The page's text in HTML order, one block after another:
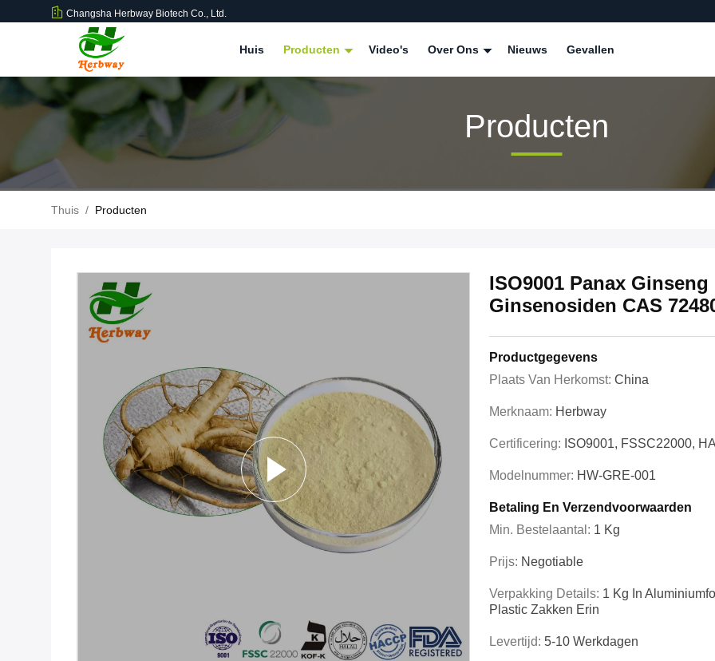
Changsha Herbway Biotech Co., Ltd.
Huis Producten Video's Over Ons Nieuws Gevallen
Producten
Thuis / Producten
ISO9001 Panax
Ginsenosiden CAS
Productgegevens
Plaats Van Herkomst: China
Merknaam: Herbway
Certificering: ISO9001, FSSC22000,
Modelnummer: HW-GRE-001
Betaling En Verzendvoorwaarden
Min. Bestelaantal: 1 Kg
Prijs: Negotiable
Verpakking Details: 1 Kg In
Plastic Zakken Erin
Levertijd: 5-10 Werkdagen